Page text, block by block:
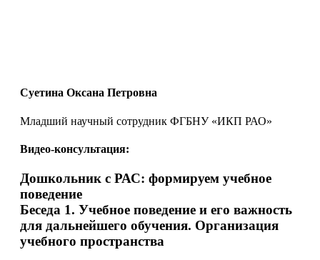
Суетина Оксана Петровна
Младший научный сотрудник ФГБНУ «ИКП РАО»
Видео-консультация:
Дошкольник с РАС: формируем учебное
поведение
Беседа 1. Учебное поведение и его важность
для дальнейшего обучения. Организация
учебного пространства